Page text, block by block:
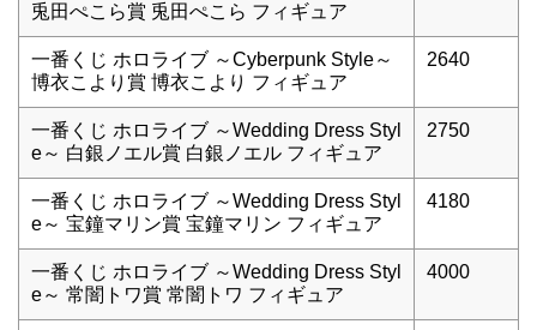
兎田ぺこら賞 兎田ぺこら フィギュア
一番くじ ホロライブ ～Cyberpunk Style～
博衣こより賞 博衣こより フィギュア
2640
一番くじ ホロライブ ～Wedding Dress Styl
e～ 白銀ノエル賞 白銀ノエル フィギュア
2750
一番くじ ホロライブ ～Wedding Dress Styl
e～ 宝鐘マリン賞 宝鐘マリン フィギュア
4180
一番くじ ホロライブ ～Wedding Dress Styl
e～ 常闇トワ賞 常闇トワ フィギュア
4000